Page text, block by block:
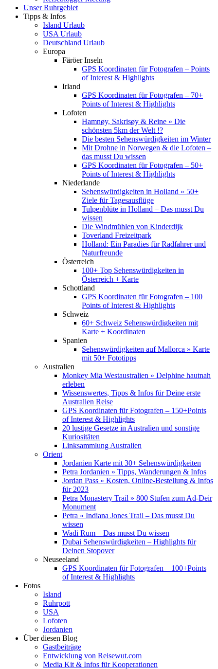
Unser Ruhrgebiet
Tipps & Infos
Island Urlaub
USA Urlaub
Deutschland Urlaub
Europa
Färöer Inseln
GPS Koordinaten für Fotografen – Points
of Interest & Highlights
Irland
GPS Koordinaten für Fotografen – 70+
Points of Interest & Highlights
Lofoten
Hamnøy, Sakrisøy & Reine » Die
schönsten 5km der Welt !?
Die besten Sehenswürdigkeiten im Winter
Mit Drohne in Norwegen & die Lofoten –
das musst Du wissen
GPS Koordinaten für Fotografen – 50+
Points of Interest & Highlights
Niederlande
Sehenswürdigkeiten in Holland » 50+
Ziele für Tagesausflüge
Tulpenblüte in Holland – Das musst Du
wissen
Die Windmühlen von Kinderdijk
Toverland Freizeitpark
Holland: Ein Paradies für Radfahrer und
Naturfreunde
Österreich
100+ Top Sehenswürdigkeiten in
Österreich + Karte
Schottland
GPS Koordinaten für Fotografen – 100
Points of Interest & Highlights
Schweiz
60+ Schweiz Sehenswürdigkeiten mit
Karte + Koordinaten
Spanien
Sehenswürdigkeiten auf Mallorca » Karte
mit 50+ Fototipps
Australien
Monkey Mia Westaustralien » Delphine hautnah
erleben
Wissenswertes, Tipps & Infos für Deine erste
Australien Reise
GPS Koordinaten für Fotografen – 150+Points
of Interest & Highlights
20 lustige Gesetze in Australien und sonstige
Kuriositäten
Linksammlung Australien
Orient
Jordanien Karte mit 30+ Sehenswürdigkeiten
Petra Jordanien » Tipps, Wanderungen & Infos
Jordan Pass » Kosten, Online-Bestellung & Infos
für 2023
Petra Monastery Trail » 800 Stufen zum Ad-Deir
Monument
Petra » Indiana Jones Trail – Das musst Du
wissen
Wadi Rum – Das musst Du wissen
Dubai Sehenswürdigkeiten – Highlights für
Deinen Stopover
Neuseeland
GPS Koordinaten für Fotografen – 100+Points
of Interest & Highlights
Fotos
Island
Ruhrpott
USA
Lofoten
Jordanien
Über diesen Blog
Gastbeiträge
Entwicklung von Reisewut.com
Media Kit & Infos für Kooperationen